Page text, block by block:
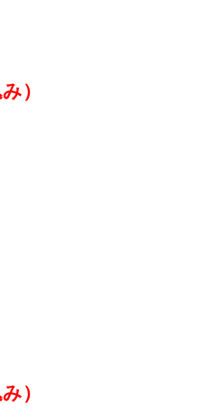
）
）